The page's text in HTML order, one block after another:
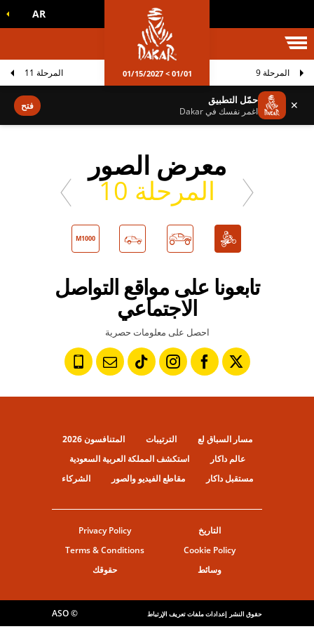
داكار AR
01/01 > 01/15/2027 المرحلة 9 المرحلة 11
✕ حمّل التطبيق
اغمر نفسك في Dakar فتح
معرض الصور
المرحلة 10
M1000
تابعونا على مواقع التواصل
الاجتماعي
احصل على معلومات حصرية
مسار السباق لع الترتيبات
المتنافسون 2026
عالم داكار
استكشف المملكة العربية السعودية
مستقبل داكار
مقاطع الفيديو والصور الشركاء
التاريخ
Privacy Policy
Cookie Policy
Terms & Conditions
وسائط
حقوقك
حقوق النشر إعدادات ملفات تعريف الإرتباط © ASO